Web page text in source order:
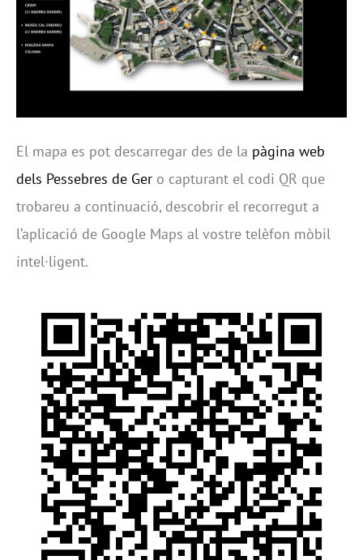
El mapa es pot descarregar des de la pàgina web
dels Pessebres de Ger o capturant el codi QR que
trobareu a continuació, descobrir el recorregut a
l’aplicació de Google Maps al vostre telèfon mòbil
intel·ligent.